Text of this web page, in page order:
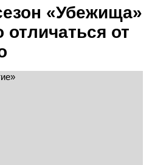
«Убежища»
отличаться от